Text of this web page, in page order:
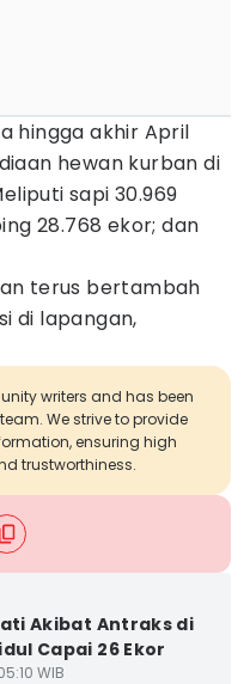
hingga akhir April
hewan kurban di
sapi 30.969
28.768 ekor; dan
terus bertambah
di lapangan,
writers and has been
We strive to provide
ensuring high
trustworthiness.
Akibat Antraks di
Capai 26 Ekor
WIB